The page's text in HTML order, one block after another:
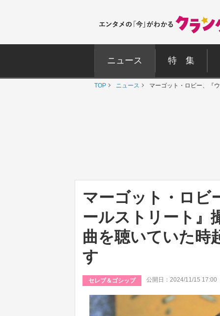
ニュース 特 集
TOP ニュース マーゴット・ロビー、『
マーゴット・ロビ
ールストリート』
曲を聴いていた時
す
セレブ＆ゴシップ 公開日：2024/11/15 17:00